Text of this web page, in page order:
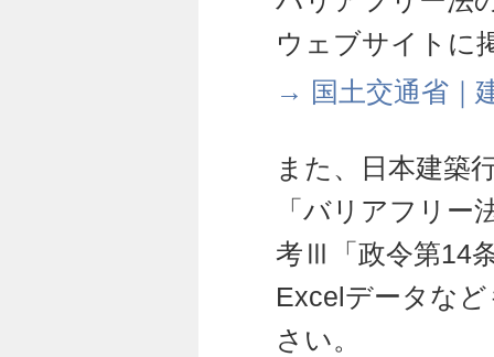
ウェブサイトに
→ 国土交通省｜
また、日本建築
「バリアフリー
考Ⅲ「政令第14
Excelデータな
さい。